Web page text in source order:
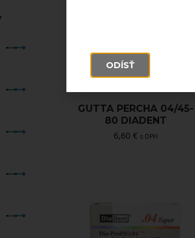
GUTTA PERCHA 04/45-
80 DIADENT
6,60 € s DPH
ODÍSŤ